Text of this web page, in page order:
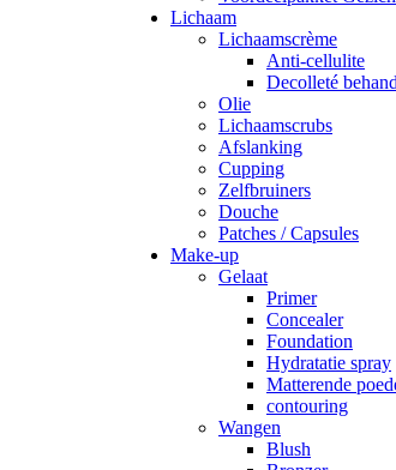
Lichaam
Lichaamscrème
Anti-cellulite
Decolleté
Olie
Lichaamscrubs
Afslanking
Cupping
Zelfbruiners
Douche
Patches / Capsules
Make-up
Gelaat
Primer
Concealer
Foundation
Hydratatie spray
Matterende
contouring
Wangen
Blush